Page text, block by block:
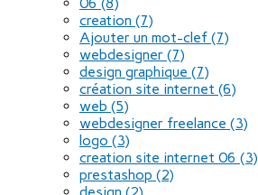
creation (7)
Ajouter un mot-clef (7)
webdesigner (7)
design graphique (7)
création site internet (6)
web (5)
webdesigner freelance (3)
logo (3)
creation site internet 06 (3)
prestashop (2)